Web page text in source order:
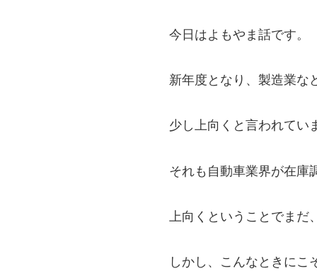
今日はよもやま話です。
新年度となり、製造業な
少し上向くと言われてい
それも自動車業界が在庫
上向くということでまだ
しかし、こんなときにこ